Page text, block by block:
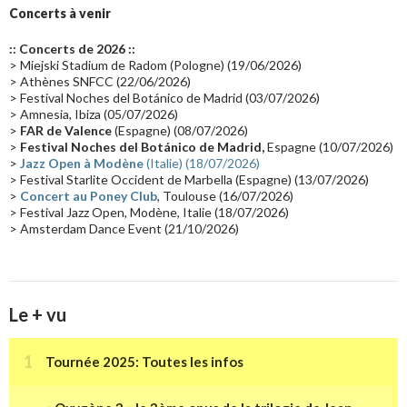
Groupe de Recherche Musicale
Passages radio Vidéo Jarrecast (16) Synthé 80's
Les concerts en Chine(16) Cinéma
Synthé Roland(15) Belgique(15)
(14) Astronomie (14) (14)
Tournée 2025(14) 2024(14) Chine(13)
Concerts à venir
:: Concerts de 2026 ::
> Miejski Stadium de Radom (Pologne) (19/06/2026)
> Athènes SNFCC (22/06/2026)
> Festival Noches del Botánico de Madrid (03/07/2026)
> Amnesia, Ibiza (05/07/2026)
> FAR de Valence(Espagne) (08/07/2026)
> Festival Noches del Botánico de Madrid,Espagne (10/07/2026)
> Jazz Open à Modène(Italie) (18/07/2026)
> Festival Starlite Occident de Marbella (Espagne) (13/07/2026)
> Concert au Poney Club, Toulouse (16/07/2026)
> Festival Jazz Open, Modène, Italie (18/07/2026)
> Amsterdam Dance Event (21/10/2026)
Le + vu